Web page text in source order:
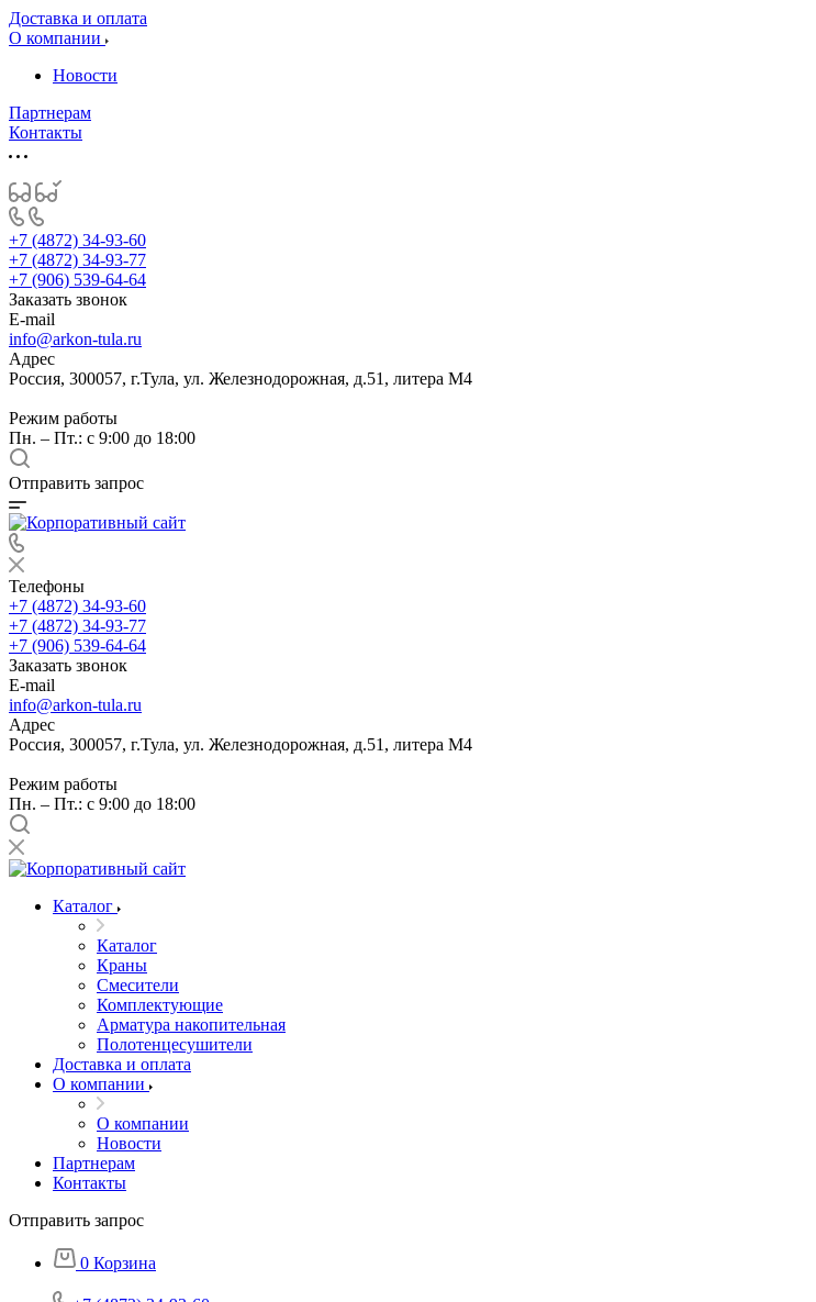
Доставка и оплата
О компании
Новости
Партнерам
Контакты
+7 (4872) 34-93-60
+7 (4872) 34-93-77
+7 (906) 539-64-64
Заказать звонок
E-mail
info@arkon-tula.ru
Адрес
Россия, 300057, г.Тула, ул. Железнодорожная, д.51, литера М4
Режим работы
Пн. – Пт.: с 9:00 до 18:00
Отправить запрос
Телефоны
+7 (4872) 34-93-60
+7 (4872) 34-93-77
+7 (906) 539-64-64
Заказать звонок
E-mail
info@arkon-tula.ru
Адрес
Россия, 300057, г.Тула, ул. Железнодорожная, д.51, литера М4
Режим работы
Пн. – Пт.: с 9:00 до 18:00
Каталог
Каталог
Краны
Смесители
Комплектующие
Арматура накопительная
Полотенцесушители
Доставка и оплата
О компании
О компании
Новости
Партнерам
Контакты
Отправить запрос
0 Корзина